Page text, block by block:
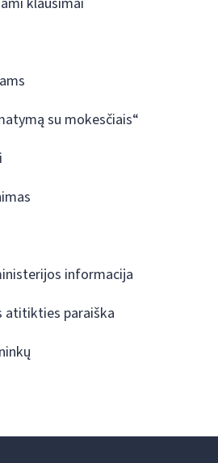
su mokesčiais“
informacija
atitikties paraiška